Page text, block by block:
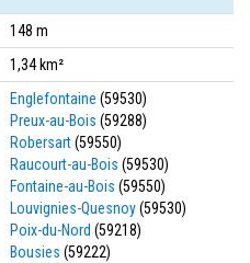
148 m
1,34 km²
Englefontaine (59530)
Preux-au-Bois (59288)
Robersart(59550)
Raucourt-au-Bois (59530)
Fontaine-au-Bois (59550)
Louvignies-Quesnoy(59530)
Poix-du-Nord (59218)
Bousies (59222)